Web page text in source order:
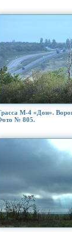
М-4 «Дон».
№ 805.